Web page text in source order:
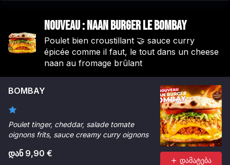
NOUVEAU : NAAN BURGER LE BOMBAY
Poulet bien croustillant 🤝 sauce curry
épicée comme il faut, le tout dans un cheese
naan au fromage brûlant
BOMBAY
Poulet tinger, cheddar, salade tomate
oignons frits, sauce creamy curry oignons
დან 9,90 €
დამატება